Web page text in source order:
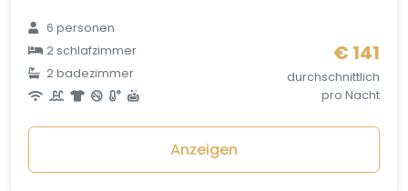
6 personen
2 schlafzimmer
2 badezimmer
€ 141
durchschnittlich
pro Nacht
Anzeigen